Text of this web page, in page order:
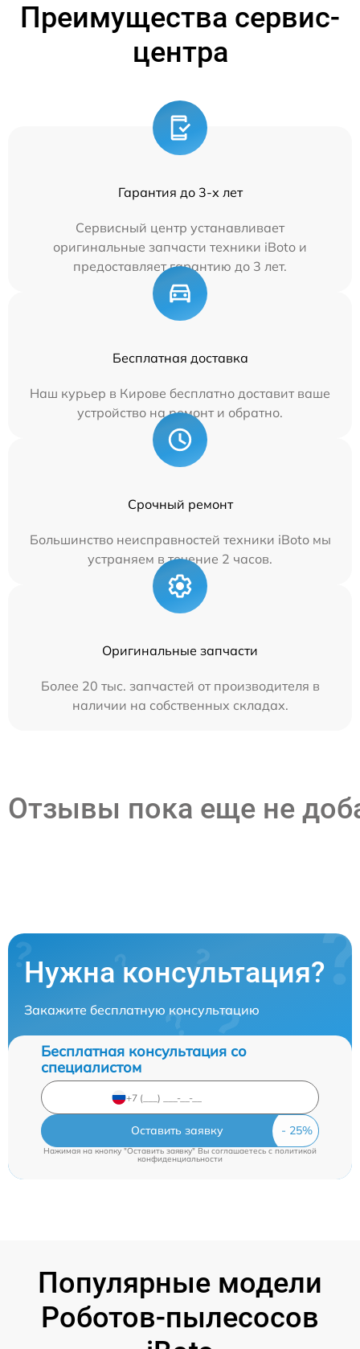
Преимущества сервис-
центра
Гарантия до 3-х лет
Сервисный центр устанавливает
оригинальные запчасти техники iBoto и
предоставляет гарантию до 3 лет.
Бесплатная доставка
Наш курьер в Кирове бесплатно доставит ваше
устройство на ремонт и обратно.
Срочный ремонт
Большинство неисправностей техники iBoto мы
устраняем в течение 2 часов.
Оригинальные запчасти
Более 20 тыс. запчастей от производителя в
наличии на собственных складах.
Отзывы пока еще не
Нужна консультация?
Закажите бесплатную консультацию
Бесплатная консультация со
специалистом
Оставить заявку
Нажимая на кнопку "Оставить заявку" Вы соглашаетесь c политикой
конфиденциальности
Популярные модели
Роботов-пылесосов